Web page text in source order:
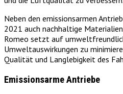
Neben den emissionsarmen
2021 auch nachhaltige
Romeo setzt auf
Umweltauswirkungen zu
Qualität und Langlebigkeit des
Emissionsarme Antriebe